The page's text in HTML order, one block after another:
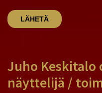
Juho Keskitalo
näyttelijä /